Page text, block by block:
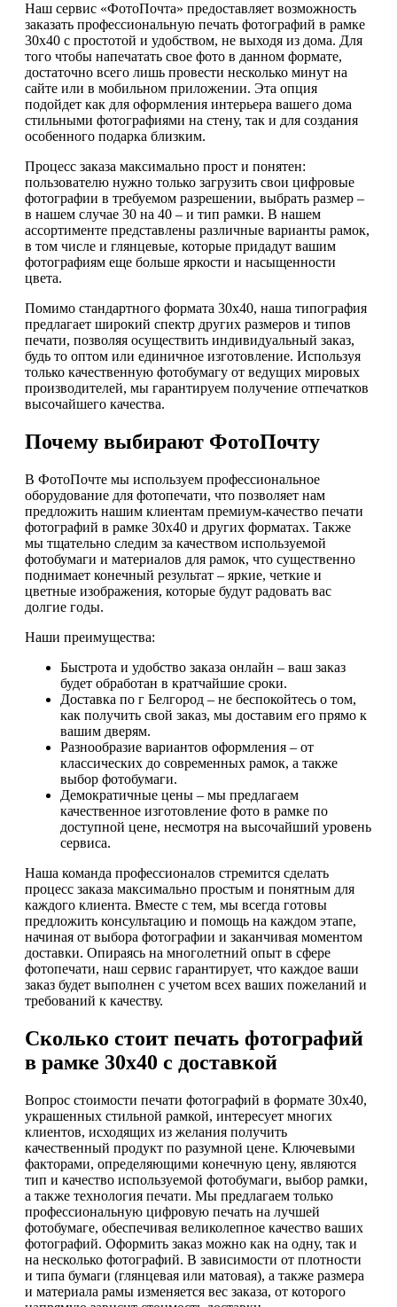
Наш сервис «ФотоПочта» предоставляет возможность
заказать профессиональную печать фотографий в рамке
30х40 с простотой и удобством, не выходя из дома. Для
того чтобы напечатать свое фото в данном формате,
достаточно всего лишь провести несколько минут на
сайте или в мобильном приложении. Эта опция
подойдет как для оформления интерьера вашего дома
стильными фотографиями на стену, так и для создания
особенного подарка близким.
Процесс заказа максимально прост и понятен:
пользователю нужно только загрузить свои цифровые
фотографии в требуемом разрешении, выбрать размер –
в нашем случае 30 на 40 – и тип рамки. В нашем
ассортименте представлены различные варианты рамок,
в том числе и глянцевые, которые придадут вашим
фотографиям еще больше яркости и насыщенности
цвета.
Помимо стандартного формата 30х40, наша типография
предлагает широкий спектр других размеров и типов
печати, позволяя осуществить индивидуальный заказ,
будь то оптом или единичное изготовление. Используя
только качественную фотобумагу от ведущих мировых
производителей, мы гарантируем получение отпечатков
высочайшего качества.
Почему выбирают ФотоПочту
В ФотоПочте мы используем профессиональное
оборудование для фотопечати, что позволяет нам
предложить нашим клиентам премиум-качество печати
фотографий в рамке 30х40 и других форматах. Также
мы тщательно следим за качеством используемой
фотобумаги и материалов для рамок, что существенно
поднимает конечный результат – яркие, четкие и
цветные изображения, которые будут радовать вас
долгие годы.
Наши преимущества:
Быстрота и удобство заказа онлайн – ваш заказ
будет обработан в кратчайшие сроки.
Доставка по г Белгород – не беспокойтесь о том,
как получить свой заказ, мы доставим его прямо к
вашим дверям.
Разнообразие вариантов оформления – от
классических до современных рамок, а также
выбор фотобумаги.
Демократичные цены – мы предлагаем
качественное изготовление фото в рамке по
доступной цене, несмотря на высочайший уровень
сервиса.
Наша команда профессионалов стремится сделать
процесс заказа максимально простым и понятным для
каждого клиента. Вместе с тем, мы всегда готовы
предложить консультацию и помощь на каждом этапе,
начиная от выбора фотографии и заканчивая моментом
доставки. Опираясь на многолетний опыт в сфере
фотопечати, наш сервис гарантирует, что каждое ваши
заказ будет выполнен с учетом всех ваших пожеланий и
требований к качеству.
Сколько стоит печать фотографий
в рамке 30х40 с доставкой
Вопрос стоимости печати фотографий в формате 30х40,
украшенных стильной рамкой, интересует многих
клиентов, исходящих из желания получить
качественный продукт по разумной цене. Ключевыми
факторами, определяющими конечную цену, являются
тип и качество используемой фотобумаги, выбор рамки,
а также технология печати. Мы предлагаем только
профессиональную цифровую печать на лучшей
фотобумаге, обеспечивая великолепное качество ваших
фотографий. Оформить заказ можно как на одну, так и
на несколько фотографий. В зависимости от плотности
и типа бумаги (глянцевая или матовая), а также размера
и материала рамы изменяется вес заказа, от которого